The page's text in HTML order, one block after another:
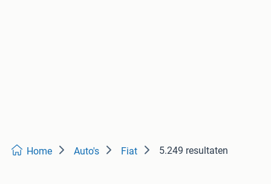
Home Auto's Fiat 5.249 resultaten